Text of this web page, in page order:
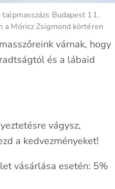
talpmasszázs Budapest 11.
a Móricz Zsigmond körtéren
várnak, hogy
és a lábaid
vágysz,
a kedvezményeket!
vásárlása esetén: 5%